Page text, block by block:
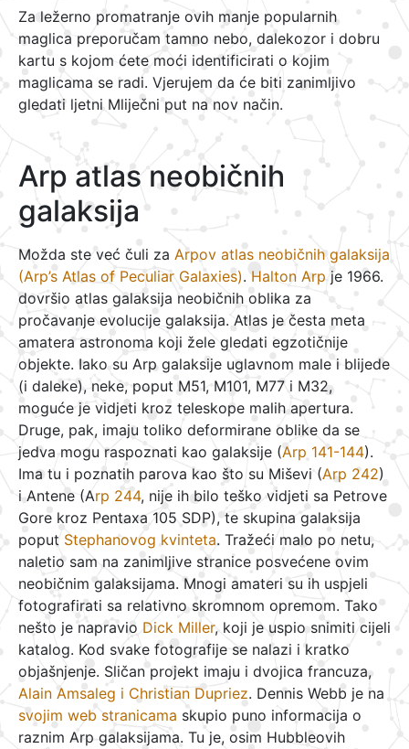
Za ležerno promatranje ovih manje popularnih
maglica preporučam tamno nebo, dalekozor i dobru
kartu s kojom ćete moći identificirati o kojim
maglicama se radi. Vjerujem da će biti zanimljivo
gledati ljetni Mliječni put na nov način.
Arp atlas neobičnih
galaksija
Možda ste već čuli za Arpov atlas neobičnih galaksija
(Arp’s Atlas of Peculiar Galaxies). Halton Arp je 1966.
dovršio atlas galaksija neobičnih oblika za
pročavanje evolucije galaksija. Atlas je česta meta
amatera astronoma koji žele gledati egzotičnije
objekte. Iako su Arp galaksije uglavnom male i blijede
(i daleke), neke, poput M51, M101, M77 i M32,
moguće je vidjeti kroz teleskope malih apertura.
Druge, pak, imaju toliko deformirane oblike da se
jedva mogu raspoznati kao galaksije (Arp 141-144).
Ima tu i poznatih parova kao što su Miševi (Arp 242)
i Antene (Arp 244, nije ih bilo teško vidjeti sa Petrove
Gore kroz Pentaxa 105 SDP), te skupina galaksija
poput Stephanovog kvinteta. Tražeći malo po netu,
naletio sam na zanimljive stranice posvećene ovim
neobičnim galaksijama. Mnogi amateri su ih uspjeli
fotografirati sa relativno skromnom opremom. Tako
nešto je napravio Dick Miller, koji je uspio snimiti cijeli
katalog. Kod svake fotografije se nalazi i kratko
objašnjenje. Sličan projekt imaju i dvojica francuza,
Alain Amsaleg i Christian Dupriez. Dennis Webb je na
svojim web stranicama skupio puno informacija o
raznim Arp galaksijama. Tu je, osim Hubbleovih